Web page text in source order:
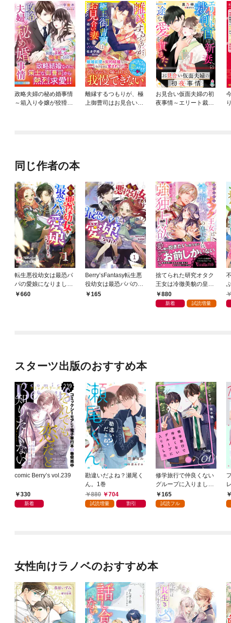
政略夫婦の秘め婚事情
～箱入り令嬢が狡猾な
離縁するつもりが、極
上御曹司はお見合い妻
お見合い仮面夫婦の初
夜事情～エリート裁判
同じ作者の本
転生悪役幼女は最恐パ
パの愛娘になりました
1巻660
Berry’sFantasy転生悪
役幼女は最恐パパの愛
娘になりました 1巻
165
捨てられた研究オタク
王女は冷徹美貌の皇太
子に強独占欲で愛され
る
880
新着 試読増量
スターツ出版のおすすめ本
comic Berry’s vol.239
330
新着
勘違いだよね？瀬尾く
ん。1巻
880
704
試読増量 割引
修学旅行で仲良くない
グループに入りました
【単話版】1巻
165
試読フル
女性向けラノベのおすすめ本